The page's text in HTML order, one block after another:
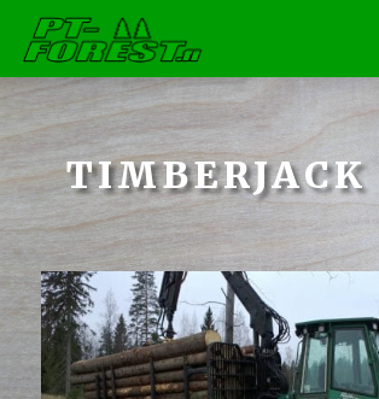
TIMBERJACK